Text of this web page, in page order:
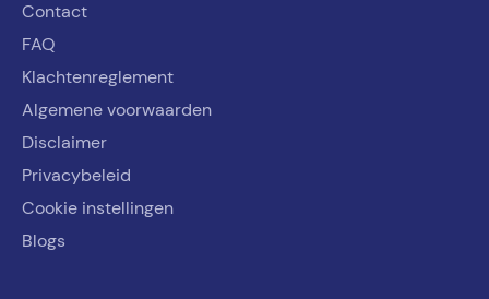
Contact
FAQ
Klachtenreglement
Algemene voorwaarden
Disclaimer
Privacybeleid
Cookie instellingen
Blogs